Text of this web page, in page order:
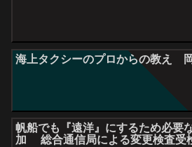
海上タクシーのプロからの教え
帆船でも『遠洋』にするため必要
加 総合通信局による変更検査受